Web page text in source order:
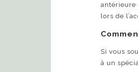
lors de
Si vous
à un